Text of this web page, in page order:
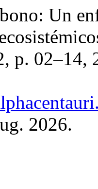
Un
p.
2026.